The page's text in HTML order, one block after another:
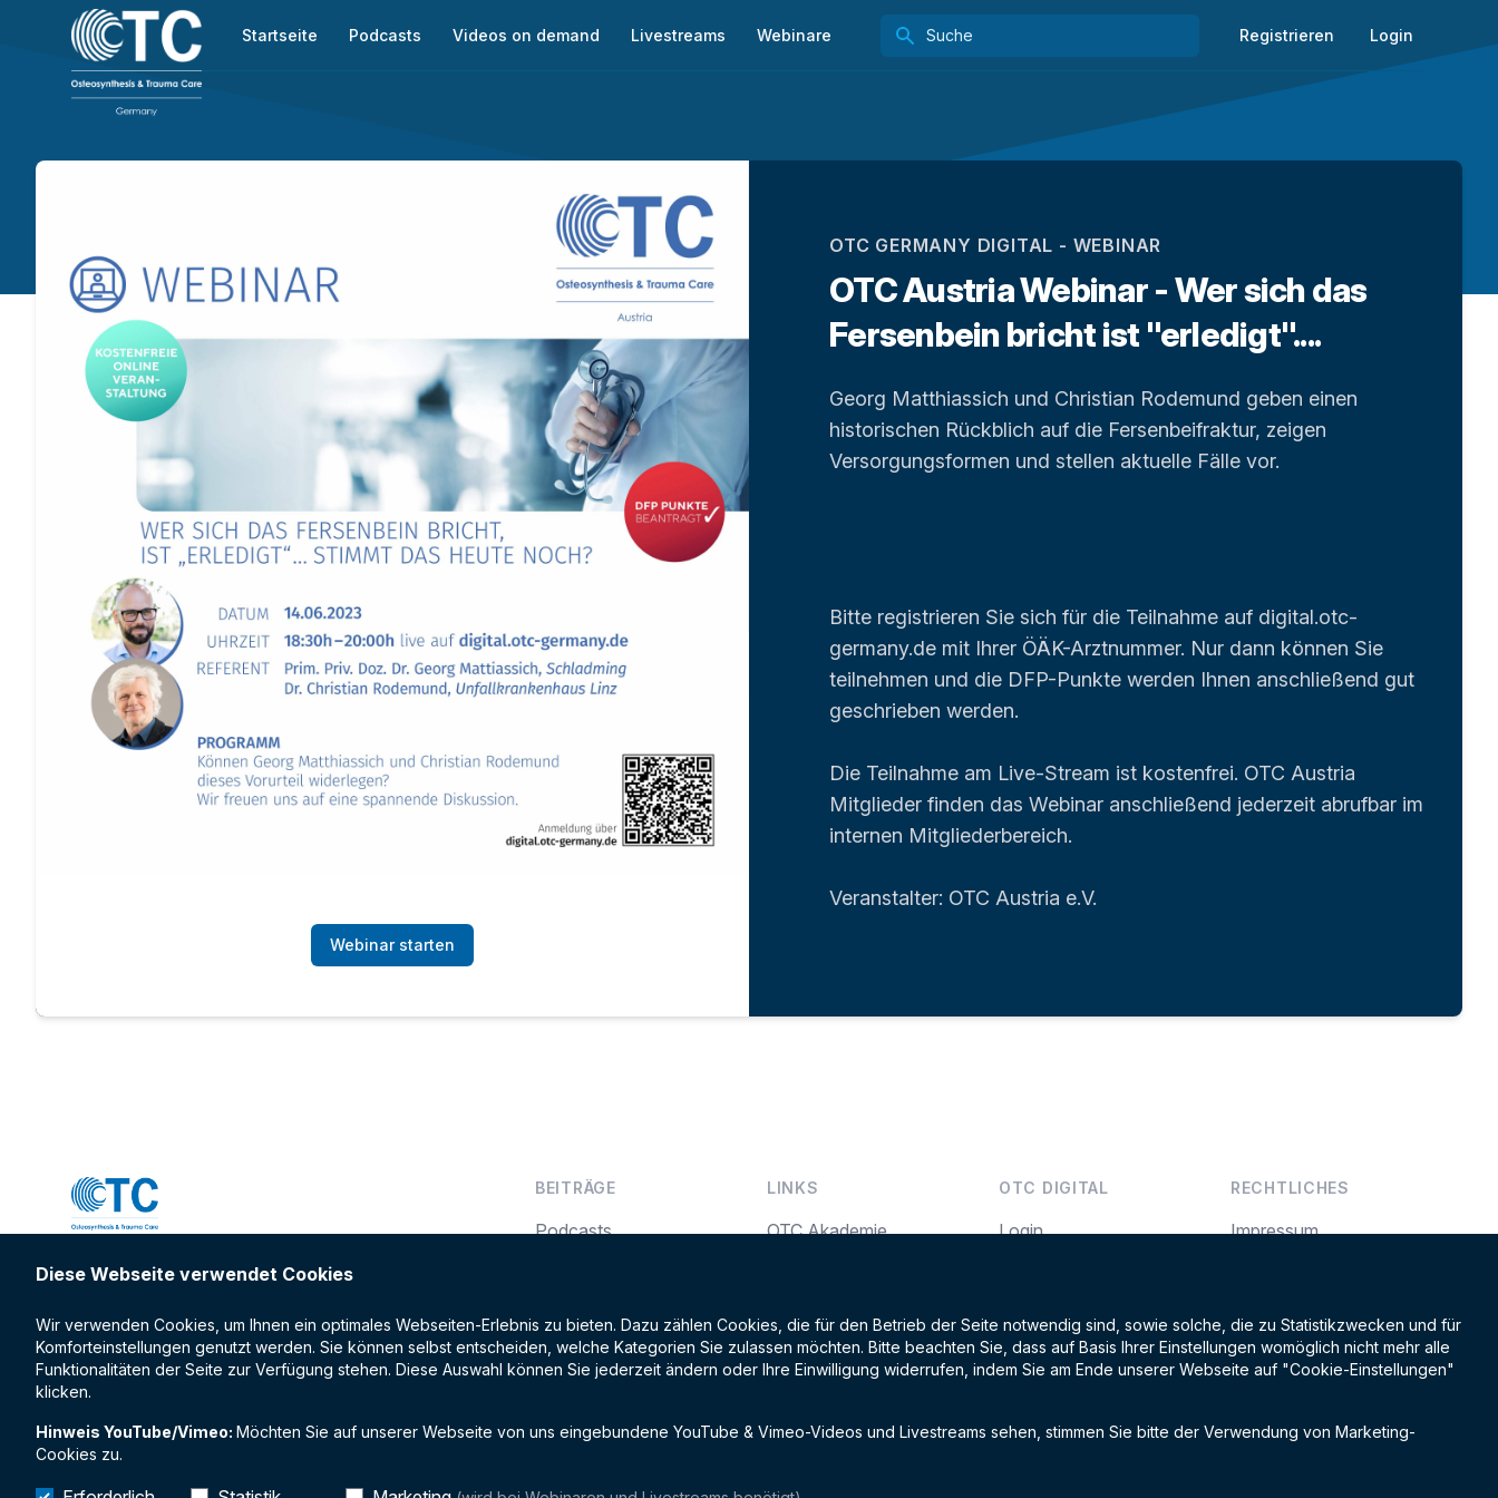
Startseite Podcasts Videos on demand Livestreams Webinare Registrieren Login
Webinar starten
OTC GERMANY DIGITAL - WEBINAR
OTC Austria Webinar - Wer sich das
Fersenbein bricht ist "erledigt"....
Georg Matthiassich und Christian Rodemund geben einen
historischen Rückblich auf die Fersenbeifraktur, zeigen
Versorgungsformen und stellen aktuelle Fälle vor.
Bitte registrieren Sie sich für die Teilnahme auf digital.otc-
germany.de mit Ihrer ÖÄK-Arztnummer. Nur dann können Sie
teilnehmen und die DFP-Punkte werden Ihnen anschließend gut
geschrieben werden.
Die Teilnahme am Live-Stream ist kostenfrei. OTC Austria
Mitglieder finden das Webinar anschließend jederzeit abrufbar im
internen Mitgliederbereich.
Veranstalter: OTC Austria e.V.
Bereich der Osteosynthese - Videos, Podcasts,
Online-Fortbildungen, Livestreams und mehr.
BEITRÄGE
Podcasts
Videos on Demand
LINKS
OTC Akademie
Akademie der
Unfallchirurgie
OTC DIGITAL
Login
RECHTLICHES
Impressum
AGB
Newsletter
Diese Webseite verwendet Cookies
Wir verwenden Cookies, um Ihnen ein optimales Webseiten-Erlebnis zu bieten. Dazu zählen Cookies, die für den Betrieb der Seite notwendig sind, sowie solche, die zu Statistikzwecken und für
Komforteinstellungen genutzt werden. Sie können selbst entscheiden, welche Kategorien Sie zulassen möchten. Bitte beachten Sie, dass auf Basis Ihrer Einstellungen womöglich nicht mehr alle
Funktionalitäten der Seite zur Verfügung stehen. Diese Auswahl können Sie jederzeit ändern oder Ihre Einwilligung widerrufen, indem Sie am Ende unserer Webseite auf "Cookie-Einstellungen"
klicken.
Hinweis YouTube/Vimeo: Möchten Sie auf unserer Webseite von uns eingebundene YouTube & Vimeo-Videos und Livestreams sehen, stimmen Sie bitte der Verwendung von Marketing-
Cookies zu.